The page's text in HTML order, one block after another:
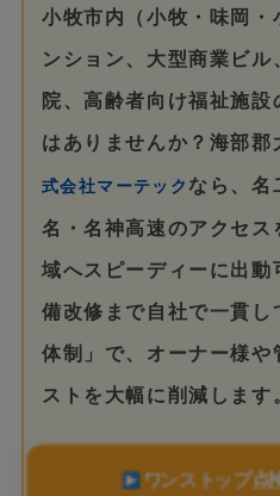
小牧市内（小牧・味岡
ンション、大型商業ビ
院、高齢者向け福祉施
はありませんか？海部
式会社マーテック なら、名
名・名神高速のアクセ
域へスピーディーに出
備改修まで自社で一貫
体制」で、オーナー様や
ストを大幅に削減します。
ワンストップ点